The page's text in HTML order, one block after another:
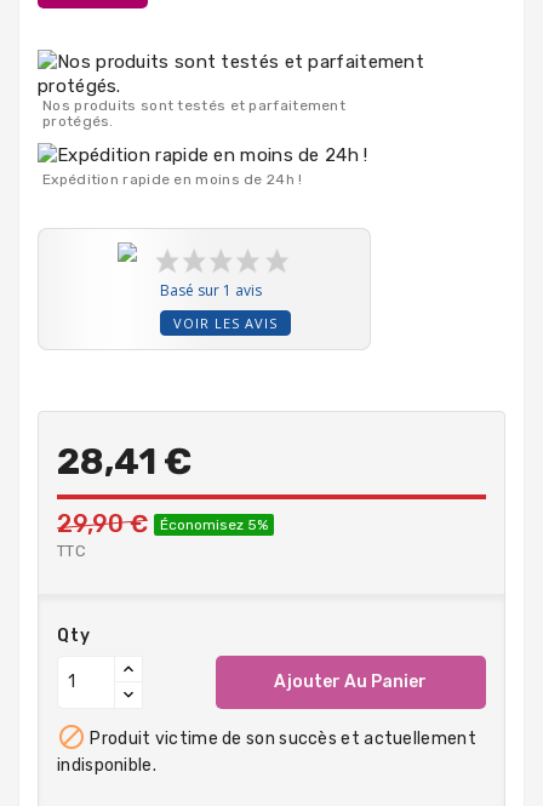
Nos produits sont testés et parfaitement
protégés.
Expédition rapide en moins de 24h !
Basé sur 1 avis
VOIR LES AVIS
28,41 €
29,90 € Économisez 5%
TTC
Qty
Ajouter Au Panier
 Produit victime de son succès et actuellement
indisponible.